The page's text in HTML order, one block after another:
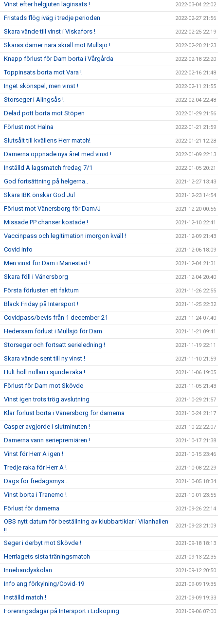
Vinst efter helgjuten laginsats ! 2022-03-04 22:02
Fristads flög iväg i tredje perioden 2022-02-27 21:56
Skara vände till vinst i Viskafors ! 2022-02-25 22:19
Skaras damer nära skräll mot Mullsjö ! 2022-02-20 21:23
Knapp förlust för Dam borta i Vårgårda 2022-02-18 22:20
Toppinsats borta mot Vara ! 2022-02-16 21:48
Inget skönspel, men vinst ! 2022-02-11 21:55
Storseger i Alingsås ! 2022-02-04 22:48
Delad pott borta mot Stöpen 2022-01-29 21:56
Förlust mot Halna 2022-01-21 21:59
Slutsålt till kvällens Herr match! 2022-01-21 12:28
Damerna öppnade nya året med vinst ! 2022-01-09 22:13
Inställd A lagsmatch fredag 7/1 2022-01-05 20:21
God fortsättning på helgerna.. 2021-12-27 13:43
Skara IBK önskar God Jul 2021-12-23 14:54
Förlust mot Vänersborg för Dam/J 2021-12-20 00:56
Missade PP chanser kostade ! 2021-12-10 22:41
Vaccinpass och legitimation imorgon kväll ! 2021-12-09 21:43
Covid info 2021-12-06 18:09
Men vinst för Dam i Mariestad ! 2021-12-04 21:31
Skara föll i Vänersborg 2021-12-04 20:40
Första förlusten ett faktum 2021-11-26 22:55
Black Friday på Intersport ! 2021-11-25 22:32
Covidpass/bevis från 1 december-21 2021-11-24 07:40
Hedersam förlust i Mullsjö för Dam 2021-11-21 09:41
Storseger och fortsatt serieledning ! 2021-11-19 22:11
Skara vände sent till ny vinst ! 2021-11-10 21:59
Hult höll nollan i sjunde raka ! 2021-11-06 19:05
Förlust för Dam mot Skövde 2021-11-05 21:43
Vinst igen trots trög avslutning 2021-10-29 21:57
Klar förlust borta i Vänersborg för damerna 2021-10-24 21:17
Casper avgjorde i slutminuten ! 2021-10-22 22:07
Damerna vann seriepremiären ! 2021-10-17 21:38
Vinst för Herr A igen ! 2021-10-15 23:46
Tredje raka för Herr A ! 2021-10-08 22:29
Dags för fredagsmys... 2021-10-05 18:34
Vinst borta i Tranemo ! 2021-10-01 23:55
Förlust för damerna 2021-09-26 22:14
OBS nytt datum för beställning av klubbartiklar i Vilanhallen
!!
2021-09-23 21:09
Seger i derbyt mot Skövde ! 2021-09-18 18:13
Herrlagets sista träningsmatch 2021-09-13 22:35
Innebandyskolan 2021-09-12 20:50
Info ang förkylning/Covid-19 2021-09-09 19:35
Inställd match ! 2021-09-09 19:33
Föreningsdagar på Intersport i Lidköping 2021-09-06 07:00